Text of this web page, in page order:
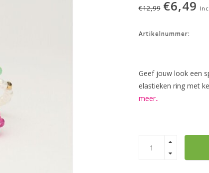
€12,99 €6,49
Artikelnummer:
Geef jouw look een
elastieken ring met
meer..